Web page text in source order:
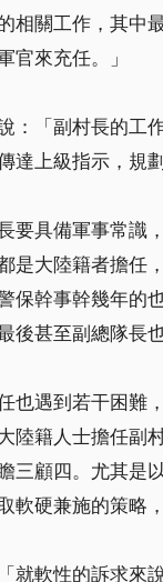
相關工作，其中
官來充任。」
：「副村長的工
達上級指示，規
要具備軍事常識
是大陸籍者擔任
保幹事幹幾年的
後甚至副總隊長
也遇到若干困難
陸籍人士擔任副
三顧四。尤其是
軟硬兼施的策略
就軟性的訴求來